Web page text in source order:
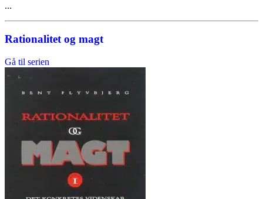
...
Rationalitet og magt
Gå til serien